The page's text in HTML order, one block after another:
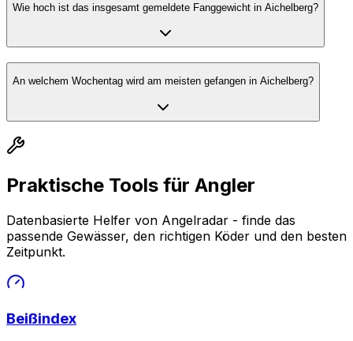
Wie hoch ist das insgesamt gemeldete Fanggewicht in Aichelberg?
An welchem Wochentag wird am meisten gefangen in Aichelberg?
Praktische Tools für Angler
Datenbasierte Helfer von Angelradar - finde das
passende Gewässer, den richtigen Köder und den besten
Zeitpunkt.
Beißindex